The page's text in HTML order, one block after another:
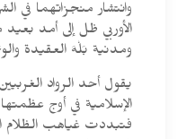
وانتشار منجزاتهما في
الأوربي ظل إلى أمد
ومدنية بَلْهَ العقيدة
يقول أحد الرواد
الإسلامية في أوج
فتبددت غياهب الظلام